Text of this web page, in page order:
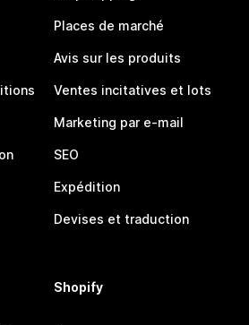
Places de marché
Avis sur les produits
Ventes incitatives et lots
Marketing par e-mail
SEO
Expédition
Devises et traduction
Shopify